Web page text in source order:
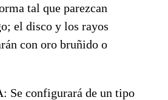
tal que parezcan
el disco y los rayos
con oro bruñido o
Se configurará de un tipo